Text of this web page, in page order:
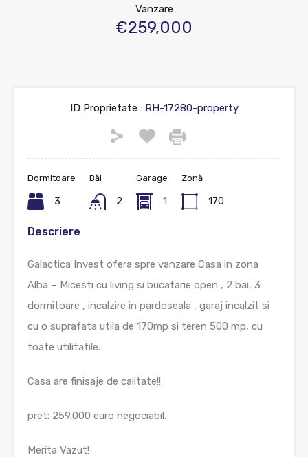
Vanzare
€259,000
ID Proprietate :RH-17280-property
Dormitoare
3
Băi
2
Garage
1
Zonă
170
Descriere
Galactica Invest ofera spre vanzare Casa in zona
Alba – Micesti cu living si bucatarie open , 2 bai, 3
dormitoare , incalzire in pardoseala , garaj incalzit si
cu o suprafata utila de 170mp si teren 500 mp, cu
toate utilitatile.
Casa are finisaje de calitate!!
pret: 259.000 euro negociabil.
Merita Vazut!